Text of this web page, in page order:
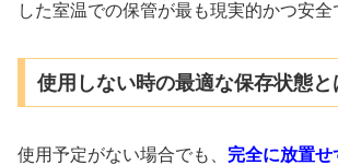
した室温での保管が最も現実的かつ安全
使用しない時の最適な保存状態と
使用予定がない場合でも、 完全に放置